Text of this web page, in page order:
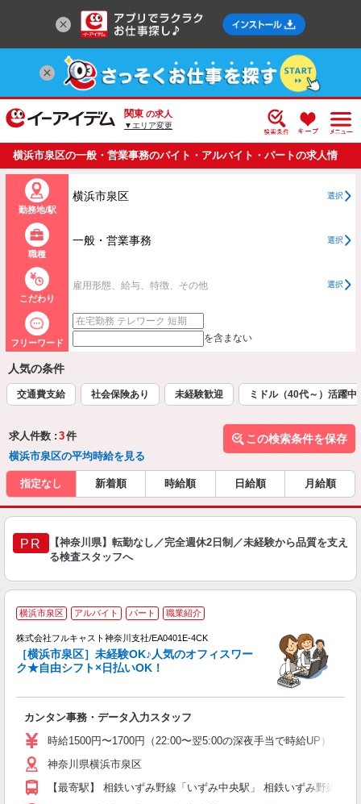
関東 の求人
▼エリア変更
横浜市泉区の一般・営業事務のバイト・アルバイト・パートの求人情
報一覧
勤務地/駅
横浜市泉区 選択
職種
一般・営業事務 選択
こだわり
雇用形態、給与、特徴、その他 選択
フリーワード を含まない
人気の条件
交通費支給 社会保険あり 未経験歓迎 ミドル（40代～）活躍中
求人件数 : 3件
横浜市泉区の平均時給を見る
この検索条件を保存
指定なし 新着順 時給順 日給順 月給順
PR
【神奈川県】転勤なし／完全週休2日制／未経験から品質を支え
る検査スタッフへ
横浜市泉区 アルバイト パート 職業紹介
株式会社フルキャスト神奈川支社/EA0401E-4CK
［横浜市泉区］未経験OK♪人気のオフィスワー
ク★自由シフト×日払いOK！
カンタン事務・データ入力スタッフ
時給1500円〜1700円（22:00〜翌5:00の深夜手当で時給UP） ※給
神奈川県横浜市泉区
【最寄駅】 相鉄いずみ野線「いずみ中央駅」 相鉄いずみ野線「